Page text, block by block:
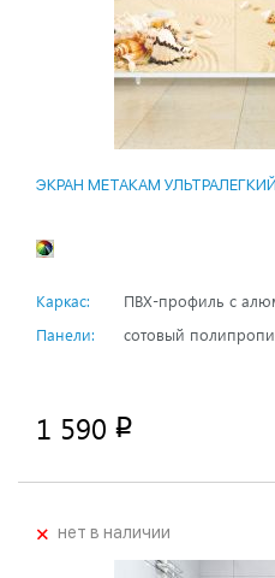
ЭКРАН МЕТАКАМ
Каркас:
ПВХ-профиль с
Панели:
сотовый
1 590 p
+нет в наличии